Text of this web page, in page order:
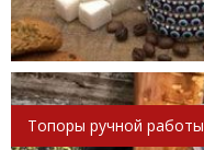
Топоры ручной работы